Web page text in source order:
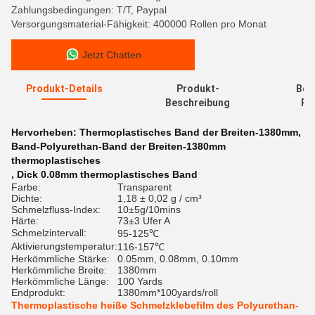
Zahlungsbedingungen: T/T, Paypal
Versorgungsmaterial-Fähigkeit: 400000 Rollen pro Monat
Jetzt Chatten
Produkt-Details
Produkt-
Beschreibung
Hervorheben: Thermoplastisches Band der Breiten-1380mm,
Band-Polyurethan-Band der Breiten-1380mm
thermoplastisches
, Dick 0.08mm thermoplastisches Band
Farbe:
Transparent
Dichte:
1,18 ± 0,02 g / cm³
Schmelzfluss-Index:
10±5g/10mins
Härte:
73±3 Ufer A
Schmelzintervall:
95-125℃
Aktivierungstemperatur:116-157℃
Herkömmliche Stärke:
0.05mm, 0.08mm, 0.10mm
Herkömmliche Breite:
1380mm
Herkömmliche Länge:
100 Yards
Endprodukt:
1380mm*100yards/roll
Thermoplastische heiße Schmelzklebefilm des Polyurethan-